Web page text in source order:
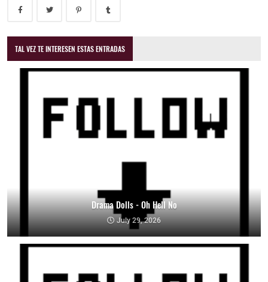
TAL VEZ TE INTERESEN ESTAS ENTRADAS
Drama Dolls - Oh Hell No
July 29, 2026